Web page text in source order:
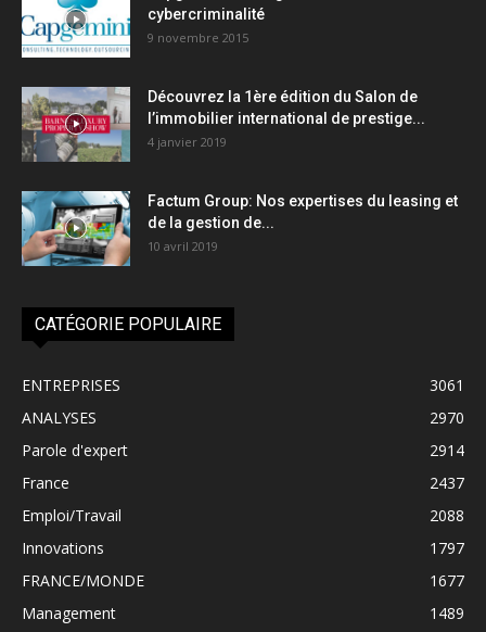
cybercriminalité
9 novembre 2015
Découvrez la 1ère édition du Salon de
l’immobilier international de prestige...
4 janvier 2019
Factum Group: Nos expertises du leasing et
de la gestion de...
10 avril 2019
CATÉGORIE POPULAIRE
ENTREPRISES
3061
ANALYSES
2970
Parole d'expert
2914
France
2437
Emploi/Travail
2088
Innovations
1797
FRANCE/MONDE
1677
Management
1489